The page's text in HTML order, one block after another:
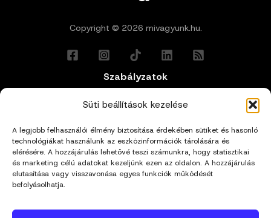
Süti beállítások kezelése
A legjobb felhasználói élmény biztosítása érdekében sütiket és hasonló
technológiákat használunk az eszközinformációk tárolására és
elérésére. A hozzájárulás lehetővé teszi számunkra, hogy statisztikai
és marketing célú adatokat kezeljünk ezen az oldalon. A hozzájárulás
elutasítása vagy visszavonása egyes funkciók működését
befolyásolhatja.
Copyright © 2026 mivagyunk.hu.
Szabályzatok
Általános Felhasználási Feltételek
Adatkezelési Tájékoztató
Impresszum